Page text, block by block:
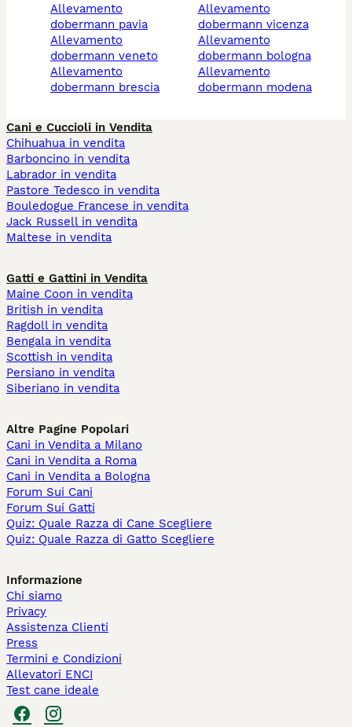
allevamento
dobermann pavia
allevamento
dobermann veneto
allevamento
dobermann brescia
allevamento
dobermann vicenza
allevamento
dobermann bologna
allevamento
dobermann modena
Cani e Cuccioli in Vendita
Chihuahua in vendita
Barboncino in vendita
Labrador in vendita
Pastore Tedesco in vendita
Bouledogue Francese in vendita
Jack Russell in vendita
Maltese in vendita
Gatti e Gattini in Vendita
Maine Coon in vendita
British in vendita
Ragdoll in vendita
Bengala in vendita
Scottish in vendita
Persiano in vendita
Siberiano in vendita
Altre Pagine Popolari
Cani in Vendita a Milano
Cani in Vendita a Roma
Cani in Vendita a Bologna
Forum Sui Cani
Forum Sui Gatti
Quiz: Quale Razza di Cane Scegliere
Quiz: Quale Razza di Gatto Scegliere
Informazione
Chi siamo
Privacy
Assistenza Clienti
Press
Termini e Condizioni
Allevatori ENCI
Test cane ideale